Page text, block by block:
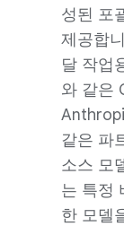
성된 포
제공합
달 작업
와 같은
같은 파
소스 모
는 특정
한 모델